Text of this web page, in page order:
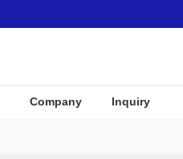
Company Inquiry